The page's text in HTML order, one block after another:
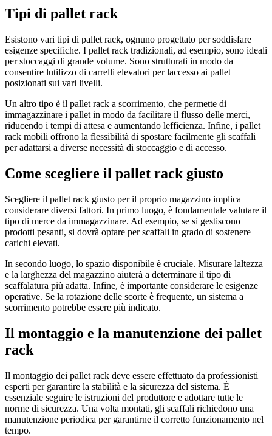
Tipi di pallet rack
Esistono vari tipi di pallet rack, ognuno progettato per soddisfare
esigenze specifiche. I pallet rack tradizionali, ad esempio, sono ideali
per stoccaggi di grande volume. Sono strutturati in modo da
consentire lutilizzo di carrelli elevatori per laccesso ai pallet
posizionati sui vari livelli.
Un altro tipo è il pallet rack a scorrimento, che permette di
immagazzinare i pallet in modo da facilitare il flusso delle merci,
riducendo i tempi di attesa e aumentando lefficienza. Infine, i pallet
rack mobili offrono la flessibilità di spostare facilmente gli scaffali
per adattarsi a diverse necessità di stoccaggio e di accesso.
Come scegliere il pallet rack giusto
Scegliere il pallet rack giusto per il proprio magazzino implica
considerare diversi fattori. In primo luogo, è fondamentale valutare il
tipo di merce da immagazzinare. Ad esempio, se si gestiscono
prodotti pesanti, si dovrà optare per scaffali in grado di sostenere
carichi elevati.
In secondo luogo, lo spazio disponibile è cruciale. Misurare laltezza
e la larghezza del magazzino aiuterà a determinare il tipo di
scaffalatura più adatta. Infine, è importante considerare le esigenze
operative. Se la rotazione delle scorte è frequente, un sistema a
scorrimento potrebbe essere più indicato.
Il montaggio e la manutenzione dei pallet
rack
Il montaggio dei pallet rack deve essere effettuato da professionisti
esperti per garantire la stabilità e la sicurezza del sistema. È
essenziale seguire le istruzioni del produttore e adottare tutte le
norme di sicurezza. Una volta montati, gli scaffali richiedono una
manutenzione periodica per garantirne il corretto funzionamento nel
tempo.